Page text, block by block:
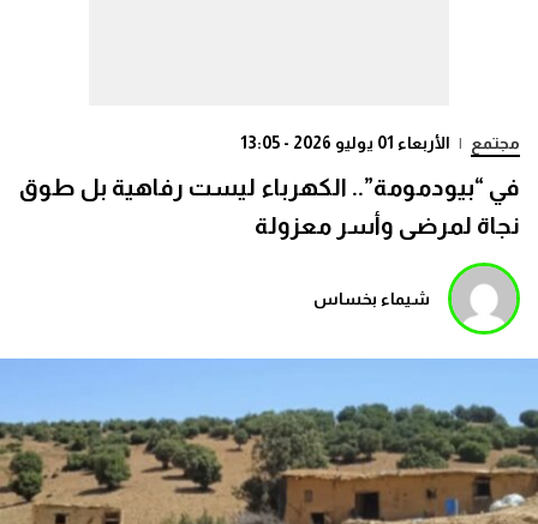
مجتمع | الأربعاء 01 يوليو 2026 - 13:05
في “بيودمومة”.. الكهرباء ليست رفاهية بل طوق
نجاة لمرضى وأسر معزولة
شيماء بخساس